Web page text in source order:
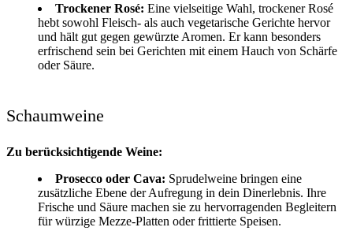
Trockener Rosé: Eine vielseitige Wahl, trockener Rosé
hebt sowohl Fleisch- als auch vegetarische Gerichte hervor
und hält gut gegen gewürzte Aromen. Er kann besonders
erfrischend sein bei Gerichten mit einem Hauch von Schärfe
oder Säure.
Schaumweine
Zu berücksichtigende Weine:
Prosecco oder Cava: Sprudelweine bringen eine
zusätzliche Ebene der Aufregung in dein Dinerlebnis. Ihre
Frische und Säure machen sie zu hervorragenden Begleitern
für würzige Mezze-Platten oder frittierte Speisen.